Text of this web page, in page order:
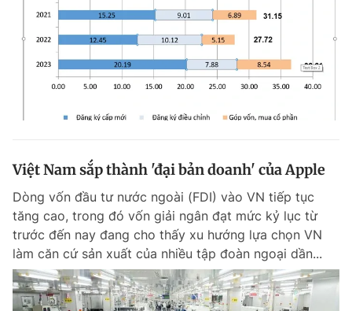
Việt Nam sắp thành 'đại bản doanh' của Apple
Dòng vốn đầu tư nước ngoài (FDI) vào VN tiếp tục
tăng cao, trong đó vốn giải ngân đạt mức kỷ lục từ
trước đến nay đang cho thấy xu hướng lựa chọn VN
làm căn cứ sản xuất của nhiều tập đoàn ngoại dần...